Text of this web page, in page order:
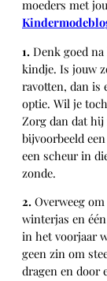
moeders met
1. Denk goed
kindje. Is jouw
ravotten, dan is
optie. Wil je
Zorg dan dat
bijvoorbeeld
een scheur in
zonde.
2. Overweeg
winterjas en
in het voorjaar
geen zin om
dragen en door